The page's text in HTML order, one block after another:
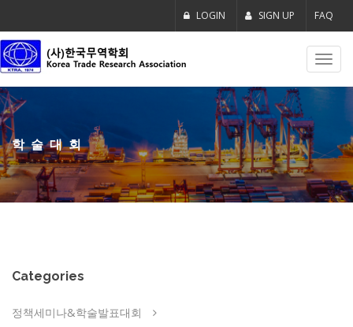
LOGIN SIGN UP FAQ
학술대회
Categories
정책세미나&학술발표대회